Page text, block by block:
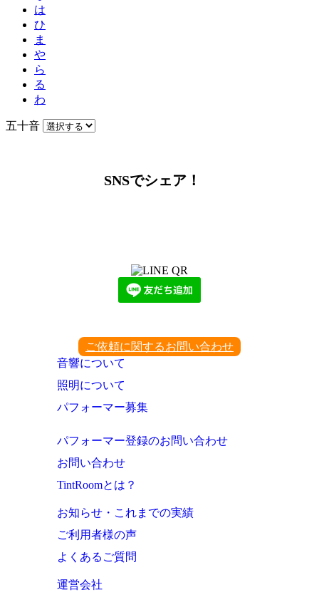
は
ひ
ま
や
ら
る
わ
五十音
SNSでシェア！
ご依頼に関するお問い合わせ
音響について
照明について
パフォーマー募集
パフォーマー登録のお問い合わせ
お問い合わせ
TintRoomとは？
お知らせ・これまでの実績
ご利用者様の声
よくあるご質問
運営会社